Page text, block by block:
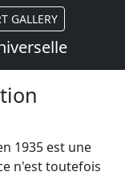
GALLERY
1935 est une
n'est toutefois